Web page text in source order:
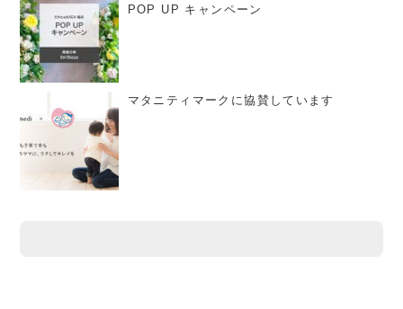
POP UP キャンペーン
マタニティマークに協賛しています